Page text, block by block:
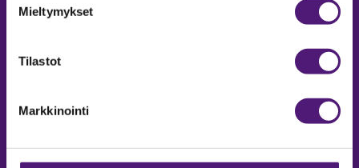
Mieltymykset
Tilastot
Markkinointi
Vastuullisuus